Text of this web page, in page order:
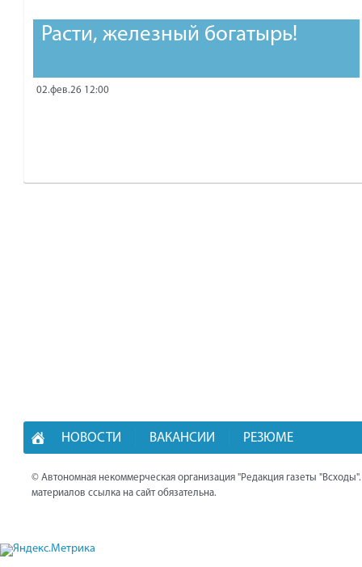
Расти, железный богатырь!
02.фев.26 12:00
НОВОСТИ ВАКАНСИИ РЕЗЮМЕ
© Автономная некоммерческая организация "Редакция газеты
материалов ссылка на сайт обязательна.